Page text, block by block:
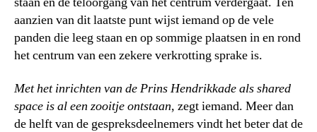
aanzien van dit laatste punt wijst iemand op de vele
panden die leeg staan en op sommige plaatsen in en rond
het centrum van een zekere verkrotting sprake is.
Met het inrichten van de Prins Hendrikkade als shared
space is al een zooitje ontstaan, zegt iemand. Meer dan
de helft van de gespreksdeelnemers vindt het beter dat de